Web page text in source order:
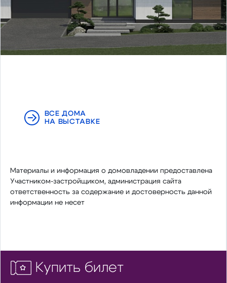
ВСЕ ДОМА
НА ВЫСТАВКЕ
Материалы и информация о домовладении предоставлена
Участником-застройщиком, администрация сайта
ответственность за содержание и достоверность данной
информации не несет
Купить билет